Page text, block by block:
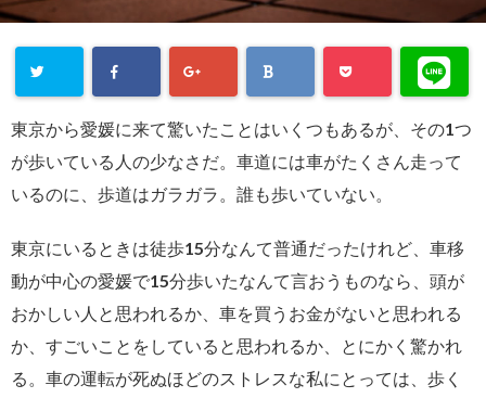
東京から愛媛に来て驚いたことはいくつもあるが、その1つ
が歩いている人の少なさだ。車道には車がたくさん走って
いるのに、歩道はガラガラ。誰も歩いていない。
東京にいるときは徒歩15分なんて普通だったけれど、車移
動が中心の愛媛で15分歩いたなんて言おうものなら、頭が
おかしい人と思われるか、車を買うお金がないと思われる
か、すごいことをしていると思われるか、とにかく驚かれ
る。車の運転が死ぬほどのストレスな私にとっては、歩く